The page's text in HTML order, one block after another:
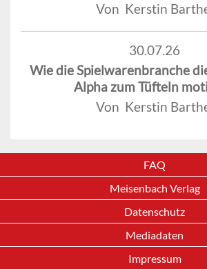
Von Kerstin
30.07.26
Wie die Spielwarenbranche
Alpha zum Tüfteln
Von Kerstin
FAQ
Meisenbach Verlag
Datenschutz
Mediadaten
Impressum